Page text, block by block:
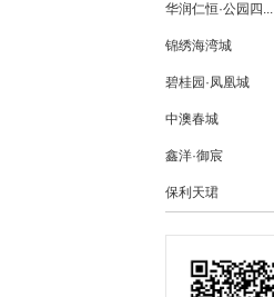
华润仁恒·公园四...
锦绣海湾城
碧桂园·凤凰城
中澳春城
鑫洋·御宸
保利天珺